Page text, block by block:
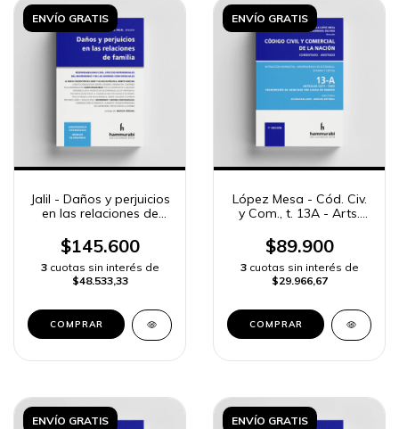
ENVÍO GRATIS
Jalil - Daños y perjuicios
en las relaciones de
$145.600
3 cuotas sin interés de
$48.533,33
COMPRAR
ENVÍO GRATIS
López Mesa - Cód. Civ.
y Com., t. 13A - Arts.
$89.900
3 cuotas sin interés de
$29.966,67
COMPRAR
ENVÍO GRATIS ENVÍO GRATIS